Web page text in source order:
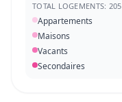
TOTAL LOGEMENTS: 205
Appartements
Maisons
Vacants
Secondaires